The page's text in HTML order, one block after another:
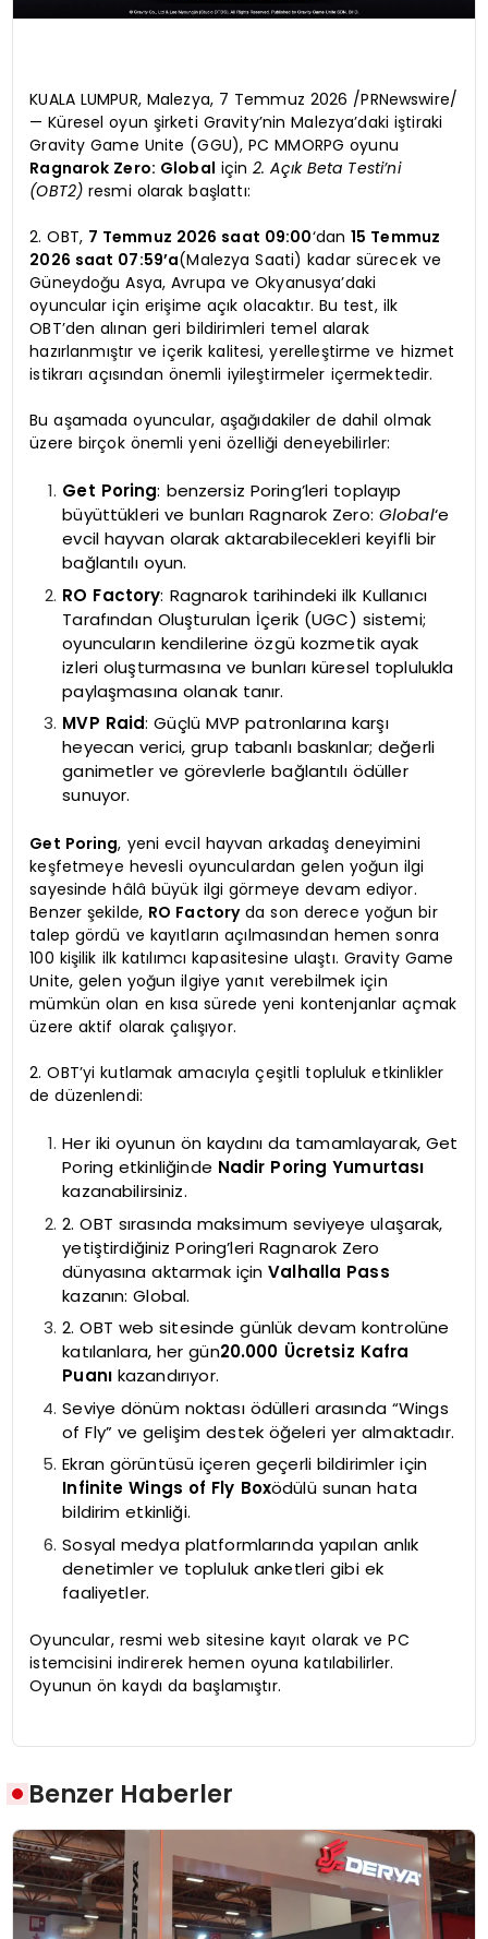
KUALA LUMPUR, Malezya, 7 Temmuz 2026 /PRNewswire/
— Küresel oyun şirketi Gravity’nin Malezya’daki iştiraki
Gravity Game Unite (GGU), PC MMORPG oyunu
Ragnarok Zero: Global için2. Açık Beta Testi’ni
(OBT2)resmi olarak başlattı:
2. OBT, 7 Temmuz 2026 saat 09:00‘dan15 Temmuz
2026 saat 07:59’a(Malezya Saati) kadar sürecek ve
Güneydoğu Asya, Avrupa ve Okyanusya’daki
oyuncular için erişime açık olacaktır. Bu test, ilk
OBT’den alınan geri bildirimleri temel alarak
hazırlanmıştır ve içerik kalitesi, yerelleştirme ve hizmet
istikrarı açısından önemli iyileştirmeler içermektedir.
Bu aşamada oyuncular, aşağıdakiler de dahil olmak
üzere birçok önemli yeni özelliği deneyebilirler:
Get Poring: benzersiz Poring’leri toplayıp
büyüttükleri ve bunları Ragnarok Zero: Global‘e
evcil hayvan olarak aktarabilecekleri keyifli bir
bağlantılı oyun.
RO Factory: Ragnarok tarihindeki ilk Kullanıcı
Tarafından Oluşturulan İçerik (UGC) sistemi;
oyuncuların kendilerine özgü kozmetik ayak
izleri oluşturmasına ve bunları küresel toplulukla
paylaşmasına olanak tanır.
MVP Raid: Güçlü MVP patronlarına karşı
heyecan verici, grup tabanlı baskınlar; değerli
ganimetler ve görevlerle bağlantılı ödüller
sunuyor.
Get Poring, yeni evcil hayvan arkadaş deneyimini
keşfetmeye hevesli oyunculardan gelen yoğun ilgi
sayesinde hâlâ büyük ilgi görmeye devam ediyor.
Benzer şekilde, RO Factoryda son derece yoğun bir
talep gördü ve kayıtların açılmasından hemen sonra
100 kişilik ilk katılımcı kapasitesine ulaştı. Gravity Game
Unite, gelen yoğun ilgiye yanıt verebilmek için
mümkün olan en kısa sürede yeni kontenjanlar açmak
üzere aktif olarak çalışıyor.
2. OBT’yi kutlamak amacıyla çeşitli topluluk etkinlikler
de düzenlendi:
Her iki oyunun ön kaydını da tamamlayarak, Get
Poring etkinliğinde Nadir Poring Yumurtası
kazanabilirsiniz.
2. OBT sırasında maksimum seviyeye ulaşarak,
yetiştirdiğiniz Poring’leri Ragnarok Zero
dünyasına aktarmak içinValhalla Pass
kazanın: Global.
2. OBT web sitesinde günlük devam kontrolüne
katılanlara, her gün20.000 Ücretsiz Kafra
Puanıkazandırıyor.
Seviye dönüm noktası ödülleri arasında “Wings
of Fly” ve gelişim destek öğeleri yer almaktadır.
Ekran görüntüsü içeren geçerli bildirimler için
Infinite Wings of Fly Boxödülü sunan hata
bildirim etkinliği.
Sosyal medya platformlarında yapılan anlık
denetimler ve topluluk anketleri gibi ek
faaliyetler.
Oyuncular, resmi web sitesine kayıt olarak ve PC
istemcisini indirerek hemen oyuna katılabilirler.
Oyunun ön kaydı da başlamıştır.
Benzer Haberler